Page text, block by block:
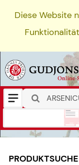
Diese Website
PRODUKTSUCHE